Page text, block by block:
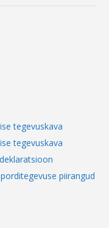
tegevuskava
tegevuskava
piirangud